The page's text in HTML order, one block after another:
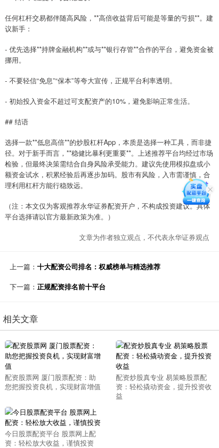
任何杠杆交易都伴随高风险，**高倍收益背后可能是等量的亏损**。建
议新手：
- 优先选择**持牌金融机构**或与**银行存管**合作的平台，避免资金被
挪用。
- 不要轻信“免息”“保本”等夸大宣传，正规平台利率透明。
- 初始投入资金不超过可支配资产的10%，避免影响正常生活。
## 结语
选择一款**低息高倍**的炒股杠杆App，本质是选择一种工具，而非捷
径。对于新手而言，**稳健比暴利更重要**。上述推荐平台均经过市场
检验，但最终决策需结合自身风险承受能力。建议先使用模拟盘或小
额资金试水，积累经验后再逐步加码。股市有风险，入市需谨慎，合
理利用杠杆方能行稳致远。
（注：本文仅为客观推荐永华证券配资开户，不构成投资建议。具体
平台选择请以官方最新政策为准。）
文章为作者独立观点，不代表永华证券观点
上一篇： 十大配资公司排名：权威榜单与精选推荐
下一篇： 正规配资排名前十平台
相关文章
配资股票网 厦门股票配资：助
您把握投资良机，实现财富增值
配资炒股真专业 易策略股票配
资：轻松撬动资金，提升投资收
益
今日股票配资平台 股票网上配
资：轻松放大收益，谨慎投资